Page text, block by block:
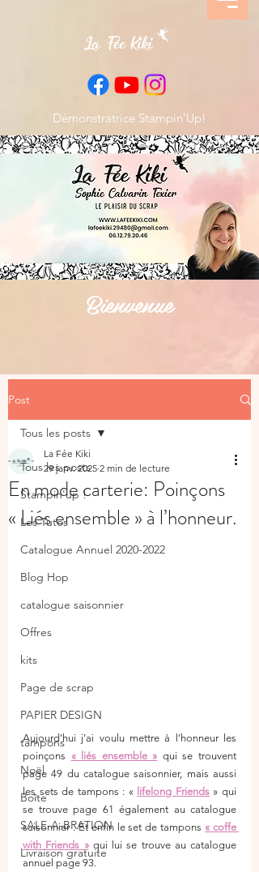
Démonstratrice Stampin’Up!
Bienvenue
Post
Tous les posts
Stampin'up !
Les Tutos
Catalogue Annuel 2020-2022
Blog Hop
catalogue saisonnier
Offres
kits
Page de scrap
PAPIER DESIGN
tampons
Noël
Boîte
SALE-A-BRATION
Livraison gratuite
Tous les posts
En mode carterie: Poinçons
« Liés ensemble » à l’honneur.
La Fée Kiki
29 janv. 2025 2 min de lecture
Aujourd’hui j’ai voulu mettre à l’honneur les
poinçons « liés ensemble » qui se trouvent
page 49 du catalogue saisonnier, mais aussi
les sets de tampons : « lifelong Friends » qui
se trouve page 61 également au catalogue
saisonnier . Et enfin le set de tampons « coffe
with Friends » qui lui se trouve au catalogue
annuel page 93.